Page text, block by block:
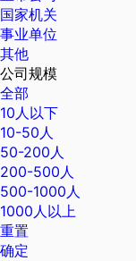
国家机关
事业单位
其他
公司规模
全部
10人以下
10-50人
50-200人
200-500人
500-1000人
1000人以上
重置
确定